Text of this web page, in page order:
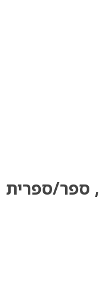
ספר/ספרית